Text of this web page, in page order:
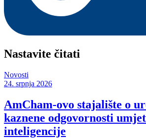
Nastavite čitati
Novosti
24. srpnja 2026
AmCham-ovo stajalište o
kaznene odgovornosti
inteligencije